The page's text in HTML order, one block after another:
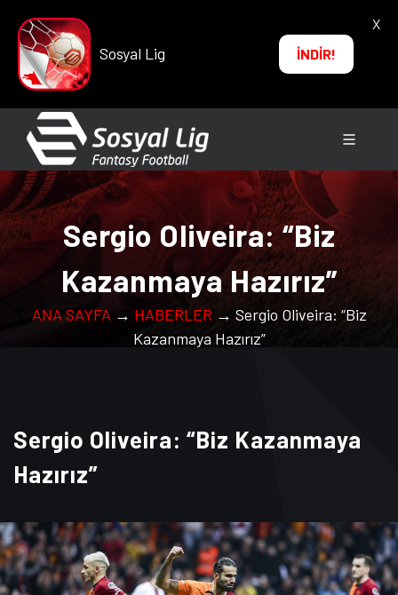
Sosyal Lig İNDİR!
X
Sergio Oliveira: “Biz
Kazanmaya Hazırız”
ANA SAYFA → HABERLER → Sergio Oliveira: “Biz
Kazanmaya Hazırız”
Sergio Oliveira: “Biz Kazanmaya
Hazırız”